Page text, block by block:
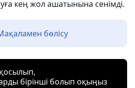
кең жол ашатынына сенімді.
бөлісу
бірінші болып оқыңыз